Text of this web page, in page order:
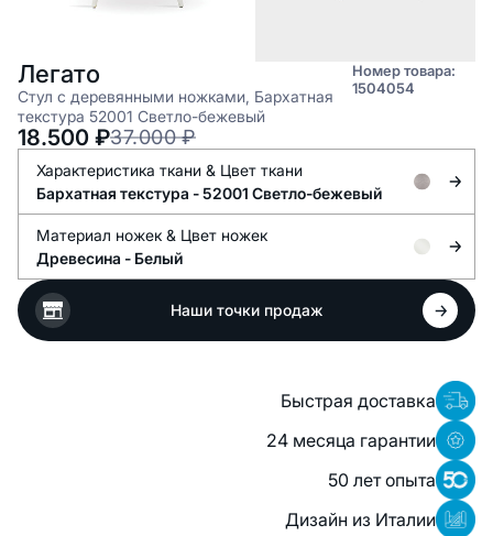
Легато
Стул с деревянными ножками, Бархатная
текстура 52001 Светло-бежевый
Номер товара:
1504054
37.000 ₽
18.500 ₽
Характеристика ткани & Цвет ткани
Бархатная текстура -52001 Светло-бежевый
Материал ножек & Цвет ножек
Древесина - Белый
Наши точки продаж
Быстрая доставка
24 месяца гарантии
50 лет опыта
Дизайн из Италии